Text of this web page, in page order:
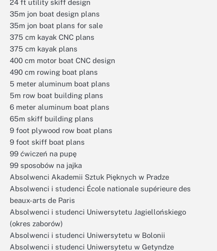
24 ft utility skiff design
35m jon boat design plans
35m jon boat plans for sale
375 cm kayak CNC plans
375 cm kayak plans
400 cm motor boat CNC design
490 cm rowing boat plans
5 meter aluminum boat plans
5m row boat building plans
6 meter aluminum boat plans
65m skiff building plans
9 foot plywood row boat plans
9 foot skiff boat plans
99 ćwiczeń na pupę
99 sposobów na jajka
Absolwenci Akademii Sztuk Pięknych w Pradze
Absolwenci i studenci École nationale supérieure des
beaux-arts de Paris
Absolwenci i studenci Uniwersytetu Jagiellońskiego
(okres zaborów)
Absolwenci i studenci Uniwersytetu w Bolonii
Absolwenci i studenci Uniwersytetu w Getyndze